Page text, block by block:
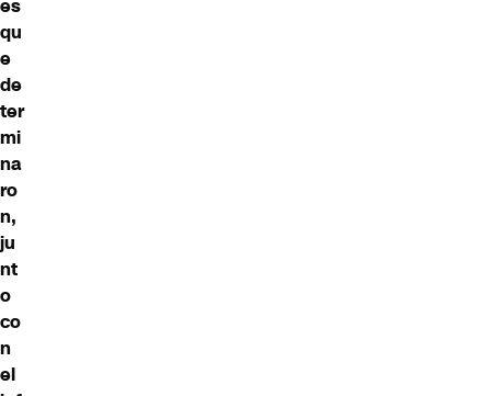
es
qu
e
de
ter
mi
na
ro
n,
ju
nt
o
co
n
el